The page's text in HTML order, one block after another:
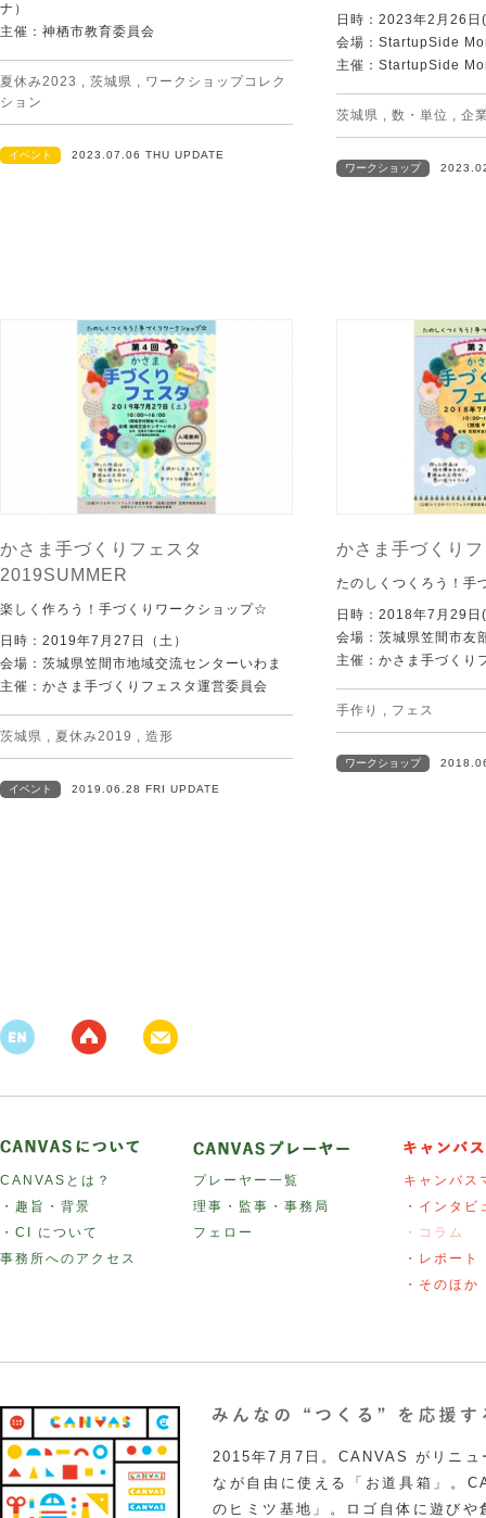
ナ）
主催：神栖市教育委員会
夏休み2023 , 茨城県 , ワークショップコレク
ション
イベント 2023.07.06 THU UPDATE
日時：2023年2月26日
会場：StartupSide
主催：StartupSide
茨城県 , 数・単位 , 企
ワークショップ
かさま手づくりフェスタ
2019SUMMER
楽しく作ろう！手づくりワークショップ☆
日時：2019年7月27日（土）
会場：茨城県笠間市地域交流センターいわま
主催：かさま手づくりフェスタ運営委員会
茨城県 , 夏休み2019 , 造形
イベント 2019.06.28 FRI UPDATE
かさま手づくり
たのしくつくろう！手
日時：2018年7月29日
会場：茨城県笠間市友
主催：かさま手づくり
手作り , フェス
ワークショップ
CANVASとは？
・趣旨・背景
・CI について
事務所へのアクセス
プレーヤー一覧
理事・監事・事務局
フェロー
キャンバス
・インタビ
・コラム
・レポート
・そのほか
2015年7月7日。CANVAS がリニュ
なが自由に使える「お道具箱」。
のヒミツ基地」。ロゴ自体に遊び